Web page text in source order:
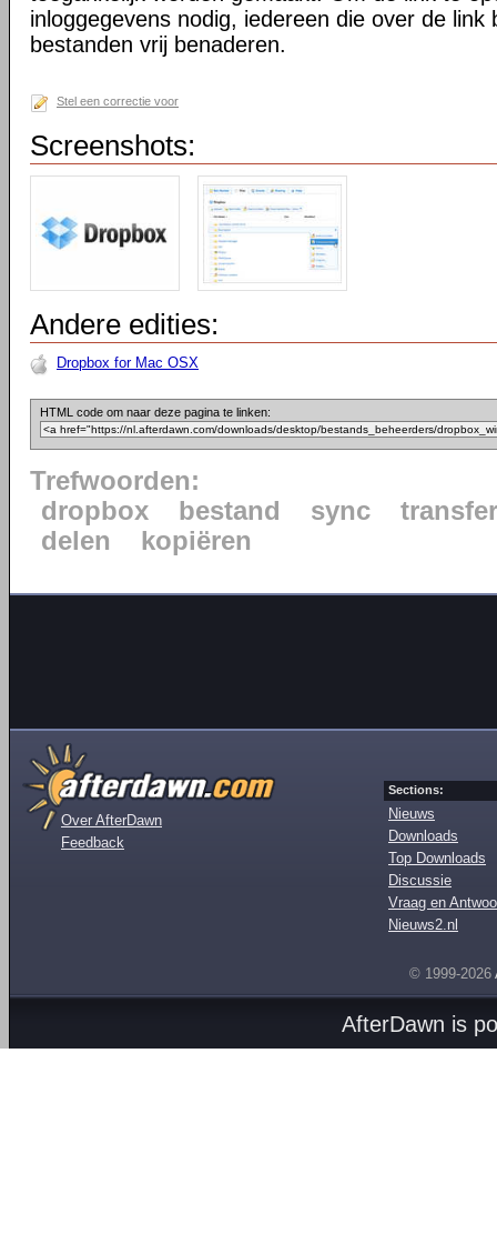
inloggegevens nodig, iedereen die over de link
bestanden vrij benaderen.
Stel een correctie voor
Screenshots:
Andere edities:
Dropbox for Mac OSX
HTML code om naar deze pagina te linken:
Trefwoorden:
dropbox
bestand sync
transfer
delen
kopiëren
Over AfterDawn
Feedback
Sections:
Nieuws
Downloads
Top Downloads
Discussie
Vraag en
Nieuws2.nl
© 1999-2026
AfterDawn is